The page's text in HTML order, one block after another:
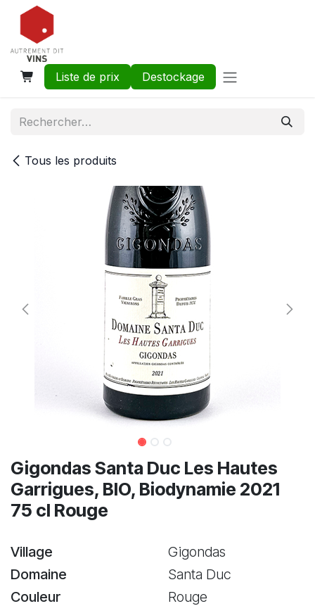
Se rendre au contenu
Liste de prix Destockage
Tous les produits
Gigondas Santa Duc Les Hautes
Garrigues, BIO, Biodynamie 2021
75 cl Rouge
Village
Gigondas
Domaine
Santa Duc
Couleur
Rouge